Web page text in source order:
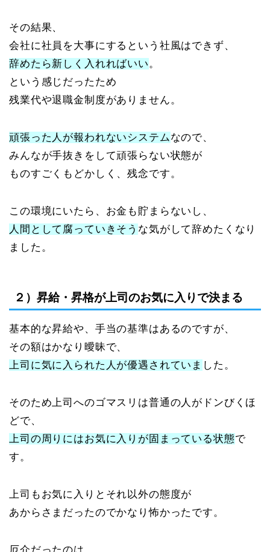
その結果、
会社に社員を大事にするという社風はできず、
辞めたら新しく入れればいい。
という感じだったため
残業代や退職金制度がありません。
頑張った人が報われないシステムなので、
みんなが手抜きをして頑張らない状態が
ものすごくもどかしく、残念です。
この環境にいたら、お金も貯まらないし、
人間として腐っていきそう な気がして辞めたくなり
ました。
２）昇給・昇格が上司のお気に入りで決まる
基本的な昇給や、手当の基準はあるのですが、
その額はかなり曖昧で、
上司に気に入られた人が優遇されていま した。
そのため上司へのゴマスリは普通の人がドンびくほ
どで、
上司の周りにはお気に入りが固まっている状態で
す。
上司もお気に入りとそれ以外の態度が
あからさまだったのでかなり怖かったです。